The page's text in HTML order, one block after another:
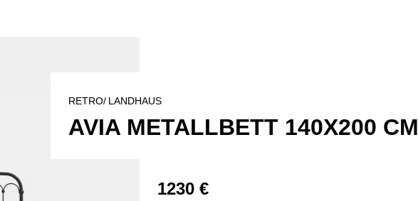
RETRO/ LANDHAUS
AVIA METALLBETT 140X200 CM
1230 €